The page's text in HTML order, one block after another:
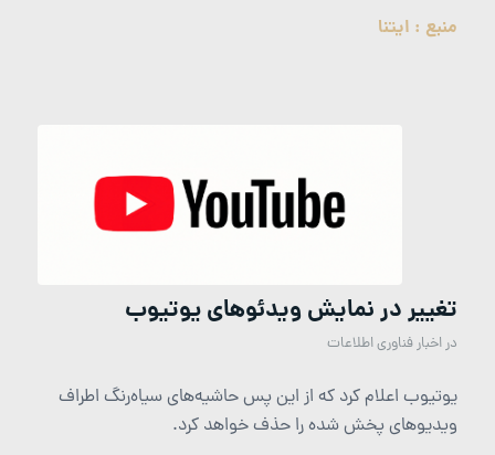
منبع : ایتنا
تغییر در نمایش ویدئوهای یوتیوب
دراخبار فناوری اطلاعات
یوتیوب اعلام کرد که از این پس حاشیه‌های سیاه‌رنگ اطراف
ویدیوهای پخش شده را حذف خواهد کرد.